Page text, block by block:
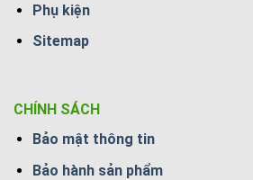
Phụ kiện
Sitemap
CHÍNH SÁCH
Bảo mật thông tin
Bảo hành sản phẩm